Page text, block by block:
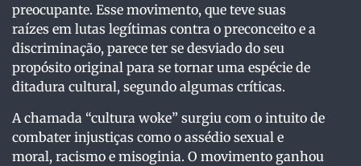
preocupante. Esse movimento, que teve suas
raízes em lutas legítimas contra o preconceito e a
discriminação, parece ter se desviado do seu
propósito original para se tornar uma espécie de
ditadura cultural, segundo algumas críticas.
A chamada “cultura woke” surgiu com o intuito de
combater injustiças como o assédio sexual e
moral, racismo e misoginia. O movimento ganhou